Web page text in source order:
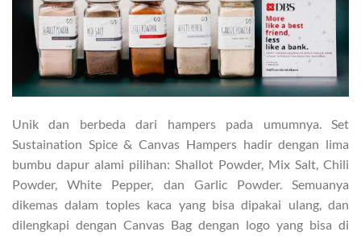
Unik dan berbeda dari hampers pada umumnya. Set
Sustaination Spice & Canvas Hampers hadir dengan lima
bumbu dapur alami pilihan: Shallot Powder, Mix Salt, Chili
Powder, White Pepper, dan Garlic Powder. Semuanya
dikemas dalam toples kaca yang bisa dipakai ulang, dan
dilengkapi dengan Canvas Bag dengan logo yang bisa di